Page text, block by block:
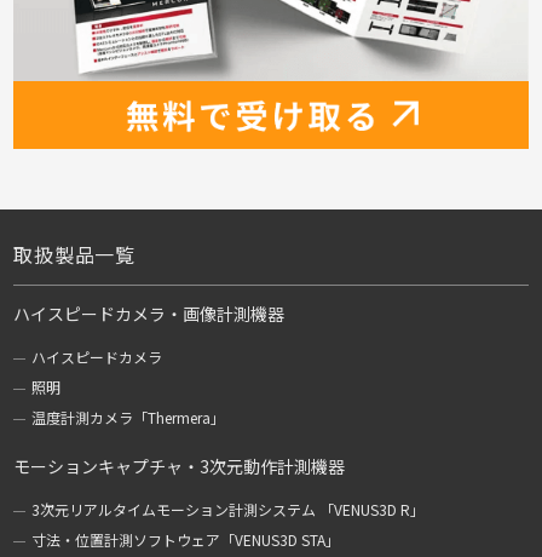
取扱製品一覧
ハイスピードカメラ・画像計測機器
ハイスピードカメラ
照明
温度計測カメラ「Thermera」
モーションキャプチャ・3次元動作計測機器
3次元リアルタイムモーション計測システム 「VENUS3D R」
寸法・位置計測ソフトウェア「VENUS3D STA」